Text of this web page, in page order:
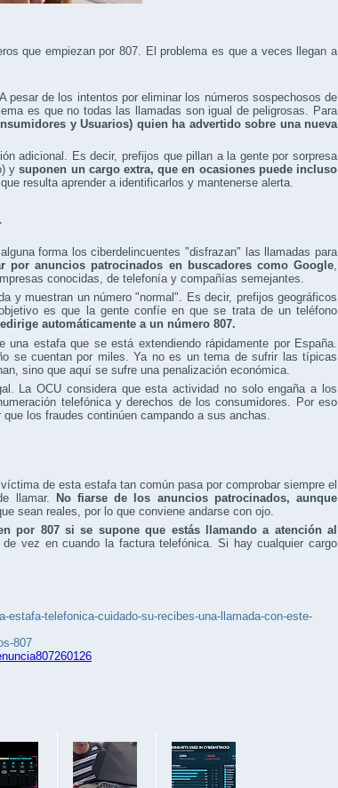
que empiezan por 807. El problema es que a veces llegan a
pesar de los intentos por eliminar los números sospechosos de
es que no todas las llamadas son igual de peligrosas. Para
y Usuarios) quien ha advertido sobre una nueva
adicional. Es decir, prefijos que pillan a la gente por sorpresa
ysuponen un cargo extra, que en ocasiones puede incluso
resulta aprender a identificarlos y mantenerse alerta.
forma los ciberdelincuentes "disfrazan" las llamadas para
por anuncios patrocinados en buscadores como Google
conocidas, de telefonía y compañías semejantes.
y muestran un número "normal". Es decir, prefijos geográficos
es que la gente confíe en que se trata de un teléfono
automáticamente a un número 807.
estafa que se está extendiendo rápidamente por España.
se cuentan por miles. Ya no es un tema de sufrir las típicas
sino que aquí se sufre una penalización económica.
La OCU considera que esta actividad no solo engaña a los
telefónica y derechos de los consumidores. Por eso
los fraudes continúen campando a sus anchas.
de esta estafa tan común pasa por comprobar siempre el
llamar.
No fiarse de los anuncios patrocinados, aunque
sean reales, por lo que conviene andarse con ojo.
por 807 si se supone que estás llamando a atención al
vez en cuando la factura telefónica. Si hay cualquier cargo
telefonica-cuidado-su-recibes-una-llamada-con-este-
807